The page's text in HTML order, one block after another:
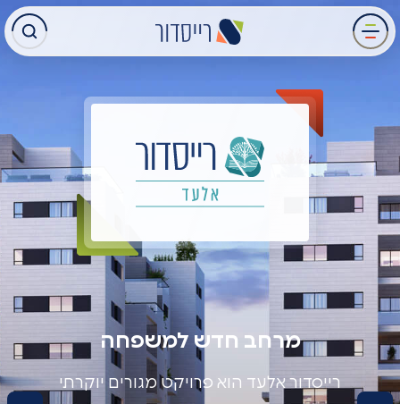
מעבר
לתוכן
מרחב חדש למשפחה
רייסדור אלעד הוא פרויקט מגורים יוקרתי